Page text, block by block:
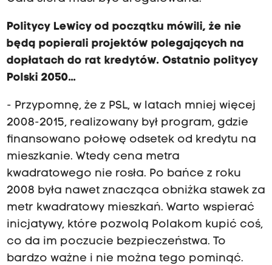
Politycy Lewicy od początku mówili, że nie
będą popierali projektów polegających na
dopłatach do rat kredytów. Ostatnio politycy
Polski 2050...
- Przypomnę, że z PSL, w latach mniej więcej
2008-2015, realizowany był program, gdzie
finansowano połowę odsetek od kredytu na
mieszkanie. Wtedy cena metra
kwadratowego nie rosła. Po bańce z roku
2008 była nawet znacząca obniżka stawek za
metr kwadratowy mieszkań. Warto wspierać
inicjatywy, które pozwolą Polakom kupić coś,
co da im poczucie bezpieczeństwa. To
bardzo ważne i nie można tego pominąć.